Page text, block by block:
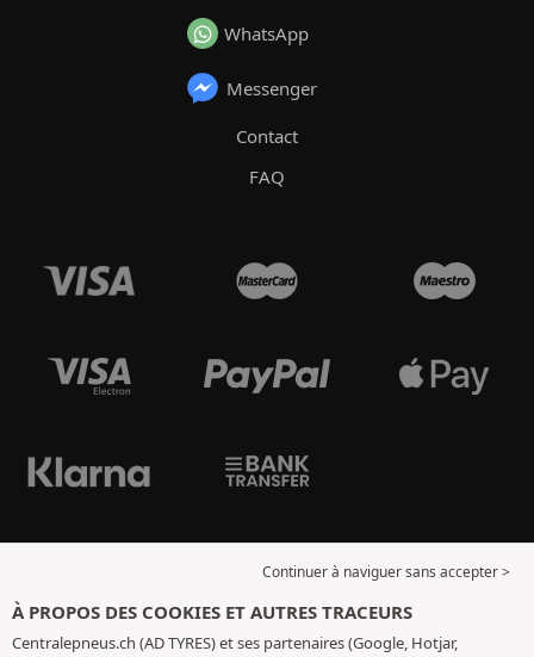
WhatsApp
Messenger
Contact
FAQ
Continuer à naviguer sans accepter >
À PROPOS DES COOKIES ET AUTRES TRACEURS
Centralepneus.ch (AD TYRES) et ses partenaires (Google, Hotjar,